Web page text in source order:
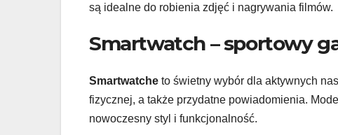
są idealne do robienia zdjęć i nagrywania filmów.
Smartwatch – sportowy
Smartwatche to świetny wybór dla aktywnych
fizycznej, a także przydatne powiadomienia.
nowoczesny styl i funkcjonalność.